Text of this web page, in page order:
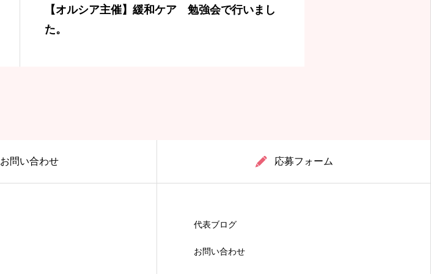
【オルシア主催】緩和ケア 勉強会で行いまし
た。
お問い合わせ 応募フォーム
代表ブログ
お問い合わせ